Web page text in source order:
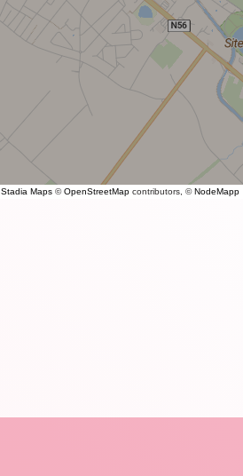
Stadia Maps ©OpenStreetMap contributors, ©NodeMapp